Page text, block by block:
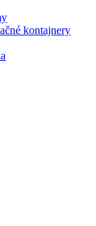
poradenstvo
náhrady funkcie
navštívte nás.
kontajnery